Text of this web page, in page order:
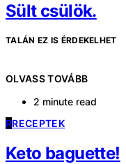
Sült csülök.
TALÁN EZ IS ÉRDEKELHET
OLVASS TOVÁBB
2 minute read
RRECEPTEK
Keto baguette!